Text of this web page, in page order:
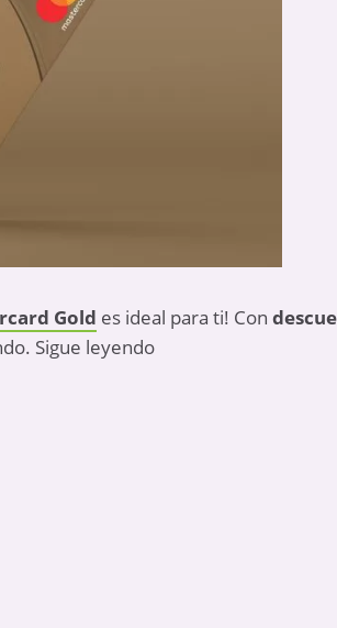
Gold es ideal para ti! Con
Sigue leyendo